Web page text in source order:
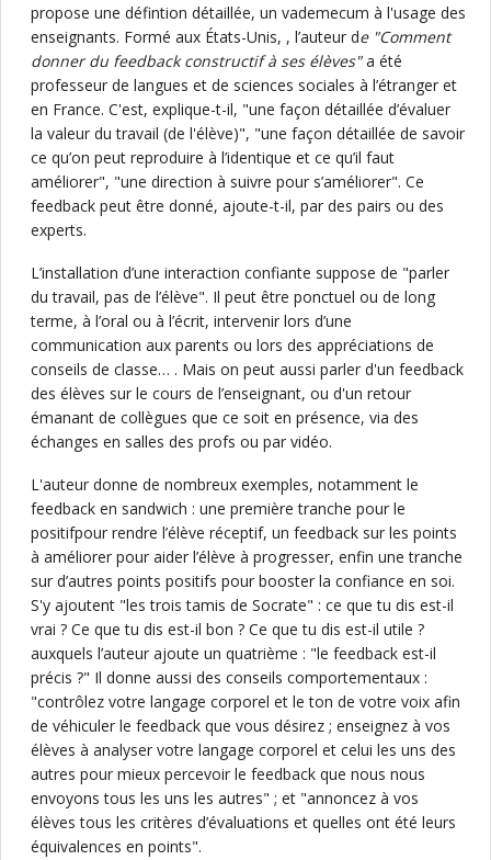
propose une défintion détaillée, un vademecum à l'usage des
enseignants. Formé aux États-Unis, , l’auteur de "Comment
donner du feedback constructif à ses élèves"a été
professeur de langues et de sciences sociales à l’étranger et
en France. C'est, explique-t-il, "une façon détaillée d’évaluer
la valeur du travail (de l'élève)", "une façon détaillée de savoir
ce qu’on peut reproduire à l’identique et ce qu’il faut
améliorer", "une direction à suivre pour s’améliorer". Ce
feedback peut être donné, ajoute-t-il, par des pairs ou des
experts.
L’installation d’une interaction confiante suppose de "parler
du travail, pas de l’élève". Il peut être ponctuel ou de long
terme, à l’oral ou à l’écrit, intervenir lors d’une
communication aux parents ou lors des appréciations de
conseils de classe… . Mais on peut aussi parler d'un feedback
des élèves sur le cours de l’enseignant, ou d'un retour
émanant de collègues que ce soit en présence, via des
échanges en salles des profs ou par vidéo.
L'auteur donne de nombreux exemples, notamment le
feedback en sandwich : une première tranche pour le
positifpour rendre l’élève réceptif, un feedback sur les points
à améliorer pour aider l’élève à progresser, enfin une tranche
sur d’autres points positifs pour booster la confiance en soi.
S'y ajoutent "les trois tamis de Socrate" : ce que tu dis est-il
vrai ? Ce que tu dis est-il bon ? Ce que tu dis est-il utile ?
auxquels l’auteur ajoute un quatrième : "le feedback est-il
précis ?" Il donne aussi des conseils comportementaux :
"contrôlez votre langage corporel et le ton de votre voix afin
de véhiculer le feedback que vous désirez ; enseignez à vos
élèves à analyser votre langage corporel et celui les uns des
autres pour mieux percevoir le feedback que nous nous
envoyons tous les uns les autres" ; et "annoncez à vos
élèves tous les critères d’évaluations et quelles ont été leurs
équivalences en points".